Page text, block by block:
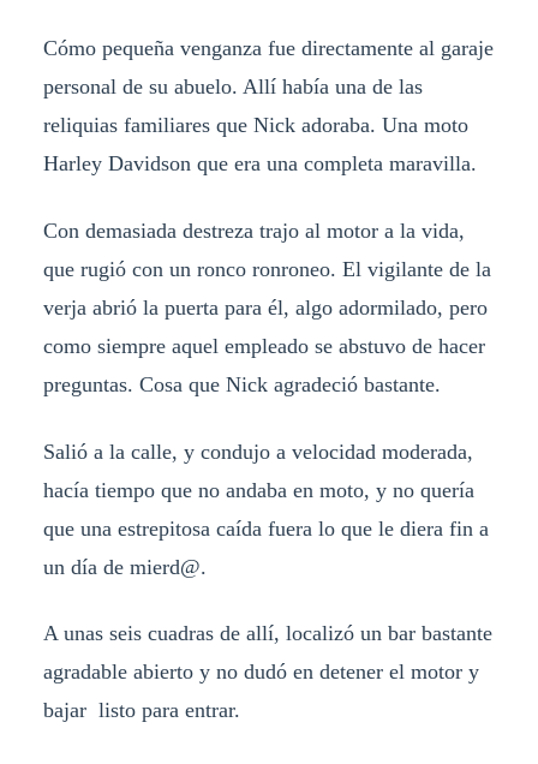
Cómo pequeña venganza fue directamente al garaje
personal de su abuelo. Allí había una de las
reliquias familiares que Nick adoraba. Una moto
Harley Davidson que era una completa maravilla.
Con demasiada destreza trajo al motor a la vida,
que rugió con un ronco ronroneo. El vigilante de la
verja abrió la puerta para él, algo adormilado, pero
como siempre aquel empleado se abstuvo de hacer
preguntas. Cosa que Nick agradeció bastante.
Salió a la calle, y condujo a velocidad moderada,
hacía tiempo que no andaba en moto, y no quería
que una estrepitosa caída fuera lo que le diera fin a
un día de mierd@.
A unas seis cuadras de allí, localizó un bar bastante
agradable abierto y no dudó en detener el motor y
bajar listo para entrar.